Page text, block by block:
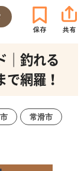
｜釣れる
網羅！
常滑市